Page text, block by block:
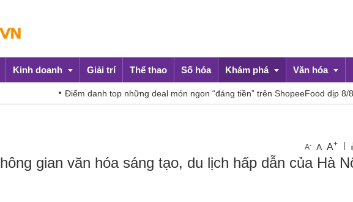
Kinh doanh Giải trí Thể thao Số hóa Khám phá Văn hóa
Điểm danh top những deal món ngon “đáng tiền” trên ShopeeFood dịp 8/8 Đề
A- A A+ |
gian văn hóa sáng tạo, du lịch hấp dẫn của Hà